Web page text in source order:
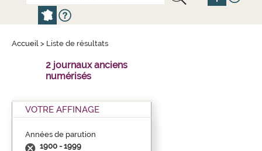
Accueil > Liste de résultats
2 journaux anciens
numérisés
VOTRE AFFINAGE
Années de parution
1900 - 1999